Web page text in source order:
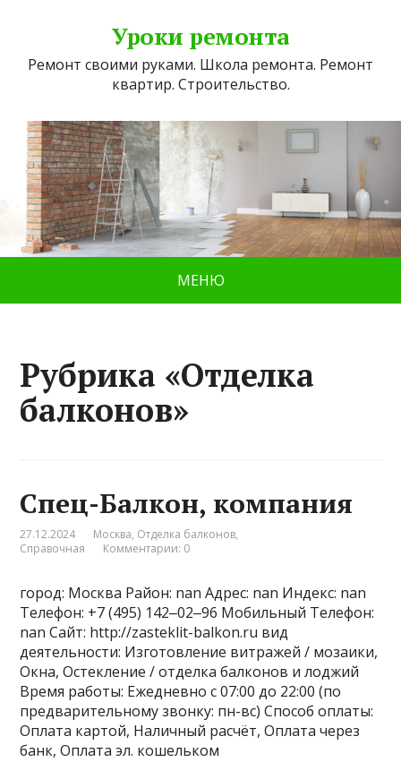
Уроки ремонта
Ремонт своими руками. Школа ремонта. Ремонт
квартир. Строительство.
МЕНЮ
Рубрика «Отделка
балконов»
Спец-Балкон, компания
27.12.2024 Москва, Отделка балконов,
Справочная
Комментарии: 0
город: Москва Район: nan Адрес: nan Индекс: nan
Телефон: +7 (495) 142‒02‒96 Мобильный Телефон:
nan Сайт: http://zasteklit-balkon.ru вид
деятельности: Изготовление витражей / мозаики,
Окна, Остекление / отделка балконов и лоджий
Время работы: Ежедневно с 07:00 до 22:00 (по
предварительному звонку: пн-вс) Способ оплаты:
Оплата картой, Наличный расчёт, Оплата через
банк, Оплата эл. кошельком